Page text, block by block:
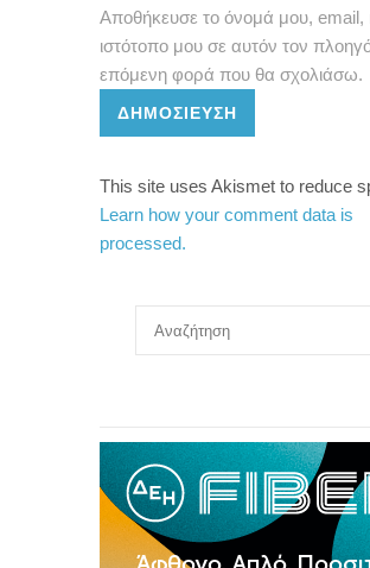
Αποθήκευσε το όνομά μου, email,
ιστότοπο μου σε αυτόν τον
επόμενη φορά που θα σχολιάσω.
ΔΗΜΟΣΊΕΥΣΗ
This site uses Akismet to reduce
Learn how your comment data is
processed.